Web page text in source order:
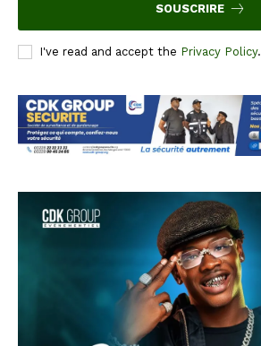
SOUSCRIRE
I've read and accept the Privacy Policy.